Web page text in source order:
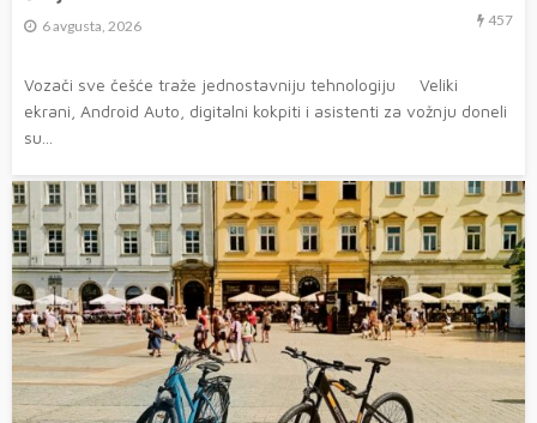
6 avgusta, 2026 457
Vozači sve češće traže jednostavniju tehnologiju Veliki
ekrani, Android Auto, digitalni kokpiti i asistenti za vožnju doneli
su...